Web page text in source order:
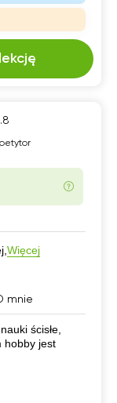
Więcej
mnie
ścisłe,
hobby jest